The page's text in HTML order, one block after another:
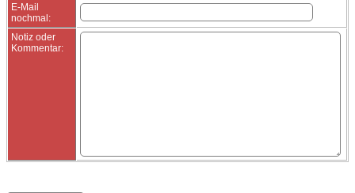
E-Mail
nochmal:
Notiz oder
Kommentar: